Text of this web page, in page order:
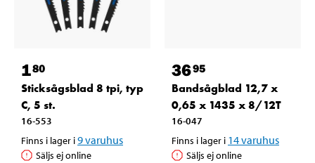
180
Sticksågsblad 8 tpi, typ
C, 5 st.
16-553
Finns i lager i9varuhus
Säljs ej online
3695
Bandsågblad 12,7 x
0,65 x 1435 x 8/12T
16-047
Finns i lager i 14varuhus
Säljs ej online